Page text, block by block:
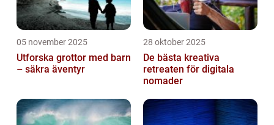
05 november 2025
Utforska grottor med barn
– säkra äventyr
28 oktober 2025
De bästa kreativa
retreaten för digitala
nomader